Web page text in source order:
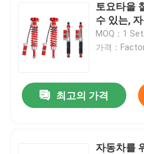
품질 관리
저희와 연락
뉴스
토요타을
수 있는,
MOQ：1
가격：
최고의 가격
자동차를